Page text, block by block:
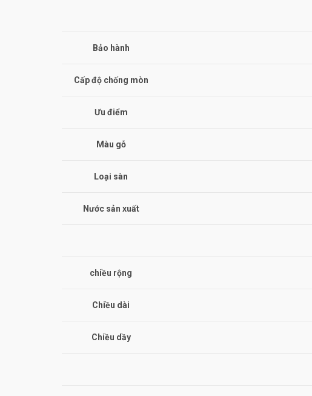
Bảo hành
Cấp độ chống mòn
Ưu điểm
Màu gỗ
Loại sàn
Nước sản xuất
chiều rộng
Chiều dài
Chiều dầy